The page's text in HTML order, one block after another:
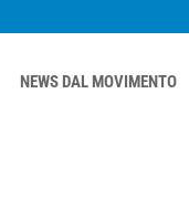
NEWS DAL MOVIMENTO